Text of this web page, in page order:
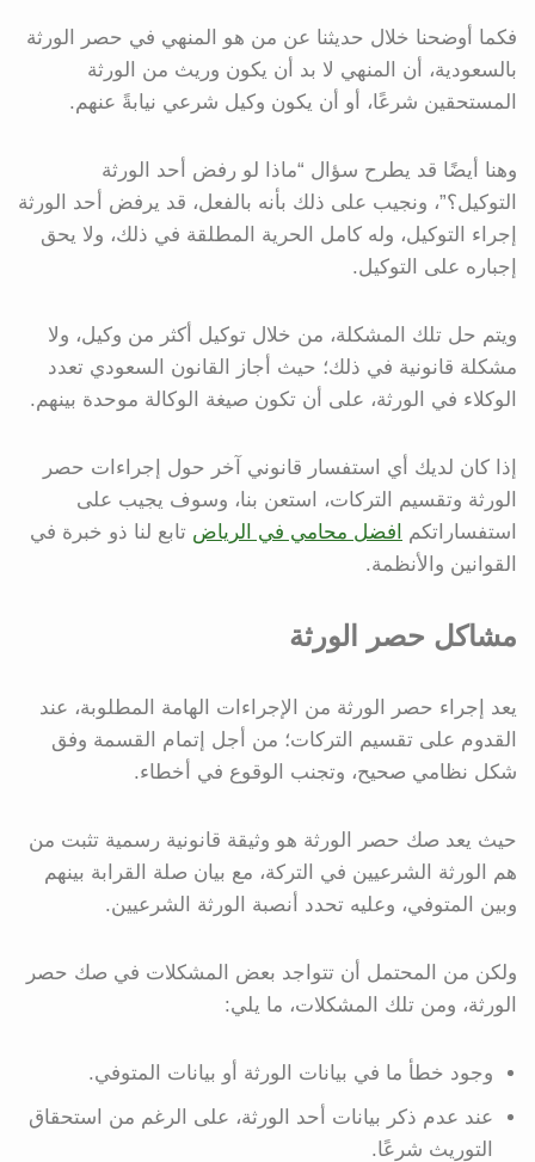
فكما أوضحنا خلال حديثنا عن من هو المنهي في حصر الورثة
بالسعودية، أن المنهي لا بد أن يكون وريث من الورثة
المستحقين شرعًا، أو أن يكون وكيل شرعي نيابةً عنهم.
وهنا أيضًا قد يطرح سؤال “ماذا لو رفض أحد الورثة
التوكيل؟”، ونجيب على ذلك بأنه بالفعل، قد يرفض أحد الورثة
إجراء التوكيل، وله كامل الحرية المطلقة في ذلك، ولا يحق
إجباره على التوكيل.
ويتم حل تلك المشكلة، من خلال توكيل أكثر من وكيل، ولا
مشكلة قانونية في ذلك؛ حيث أجاز القانون السعودي تعدد
الوكلاء في الورثة، على أن تكون صيغة الوكالة موحدة بينهم.
إذا كان لديك أي استفسار قانوني آخر حول إجراءات حصر
الورثة وتقسيم التركات، استعن بنا، وسوف يجيب على
استفساراتكم
افضل محامي في الرياض تابع لنا ذو خبرة في
القوانين والأنظمة.
مشاكل حصر الورثة
يعد إجراء حصر الورثة من الإجراءات الهامة المطلوبة، عند
القدوم على تقسيم التركات؛ من أجل إتمام القسمة وفق
شكل نظامي صحيح، وتجنب الوقوع في أخطاء.
حيث يعد صك حصر الورثة هو وثيقة قانونية رسمية تثبت من
هم الورثة الشرعيين في التركة، مع بيان صلة القرابة بينهم
وبين المتوفي، وعليه تحدد أنصبة الورثة الشرعيين.
ولكن من المحتمل أن تتواجد بعض المشكلات في صك حصر
الورثة، ومن تلك المشكلات، ما يلي:
وجود خطأ ما في بيانات الورثة أو بيانات المتوفي.
عند عدم ذكر بيانات أحد الورثة، على الرغم من استحقاق
التوريث شرعًا.